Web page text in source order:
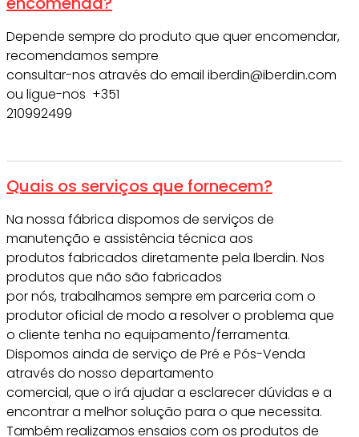
Depende sempre do produto que quer encomendar,
recomendamos sempre
consultar-nos através do email iberdin@iberdin.com
ou ligue-nos +351
210992499
Quais os serviços que fornecem?
Na nossa fábrica dispomos de serviços de
manutenção e assistência técnica aos
produtos fabricados diretamente pela Iberdin. Nos
produtos que não são fabricados
por nós, trabalhamos sempre em parceria com o
produtor oficial de modo a resolver o problema que
o cliente tenha no equipamento/ferramenta.
Dispomos ainda de serviço de Pré e Pós-Venda
através do nosso departamento
comercial, que o irá ajudar a esclarecer dúvidas e a
encontrar a melhor solução para o que necessita.
Também realizamos ensaios com os produtos de